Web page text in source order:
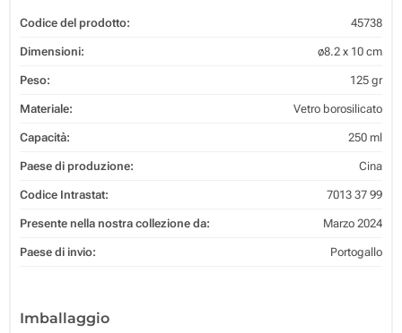
Codice del prodotto: 45738
Dimensioni: ø8.2 x 10 cm
Peso: 125 gr
Materiale: Vetro borosilicato
Capacità: 250 ml
Paese di produzione: Cina
Codice Intrastat: 7013 37 99
Presente nella nostra collezione da: Marzo 2024
Paese di invio: Portogallo
Imballaggio